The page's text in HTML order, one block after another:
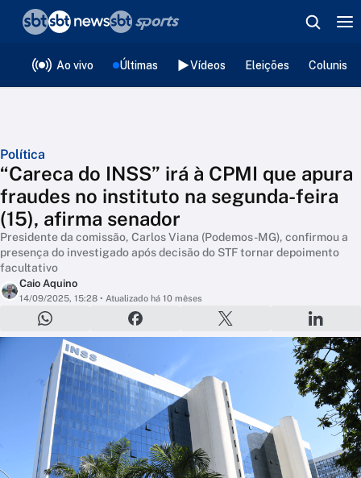
Ao vivo Últimas Vídeos Eleições
Política
“Careca do INSS” irá à CPMI que apura
fraudes no instituto na segunda-feira
(15), afirma senador
Presidente da comissão, Carlos Viana (Podemos-MG), confirmou a
presença do investigado após decisão do STF tornar depoimento
facultativo
Caio Aquino
14/09/2025, 15:28 • Atualizado há 10 mêses
❮voltar
Editorias